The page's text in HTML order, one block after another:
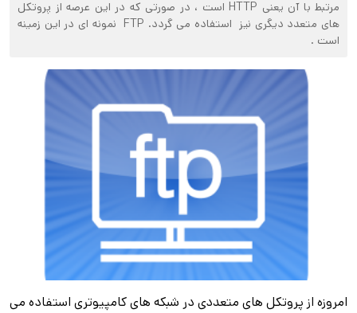
مرتبط با آن يعنی HTTP است ، در صورتی كه در اين عرصه از پروتكل
های متعدد ديگری نيز استفاده می گردد. FTP نمونه ای در اين زمينه
است .
امروزه از پروتكل های متعددی در شبكه های كامپيوتری استفاده می